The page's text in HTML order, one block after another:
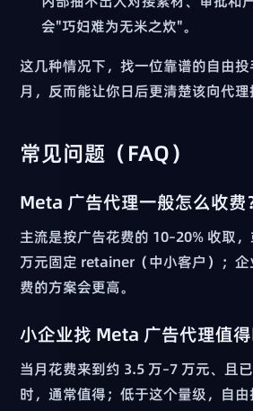
会"巧妇难为无米之炊"。
这几种情况下，找一位靠谱的自由
月，反而能让你日后更清楚该向代理
常见问题（FAQ）
Meta 广告代理一般怎么收费
主流是按广告花费的 10–20% 收取
万元固定 retainer（中小客户）；
费的方案会更高。
小企业找 Meta 广告代理值得
当月花费来到约 3.5 万–7 万元、且
时，通常值得；低于这个量级，自由